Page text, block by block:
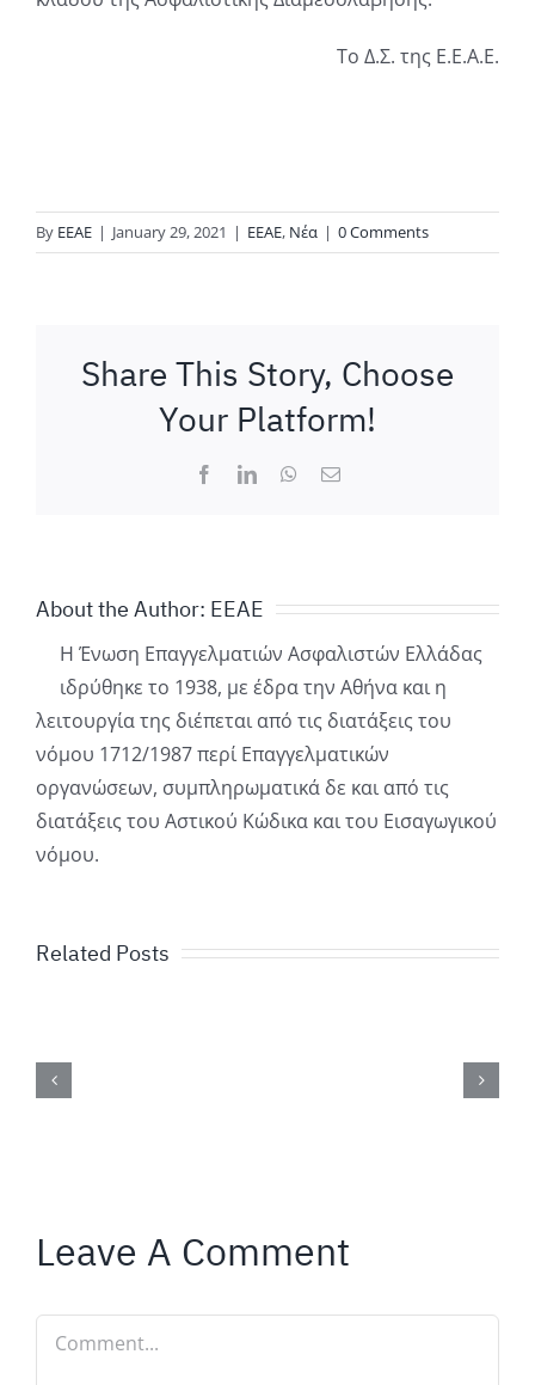
Το Δ.Σ. της Ε.Ε.Α.Ε.
By ΕΕΑΕ | January 29, 2021 | ΕΕΑΕ, Νέα | 0 Comments
Share This Story, Choose
Your Platform!
FacebookLinkedInWhatsApp
Email
About the Author: ΕΕΑΕ
Η Ένωση Επαγγελματιών Ασφαλιστών Ελλάδας
ιδρύθηκε το 1938, με έδρα την Αθήνα και η
λειτουργία της διέπεται από τις διατάξεις του
νόμου 1712/1987 περί Επαγγελματικών
οργανώσεων, συμπληρωματικά δε και από τις
διατάξεις του Αστικού Κώδικα και του Εισαγωγικού
νόμου.
Related Posts
Leave A Comment
Comment